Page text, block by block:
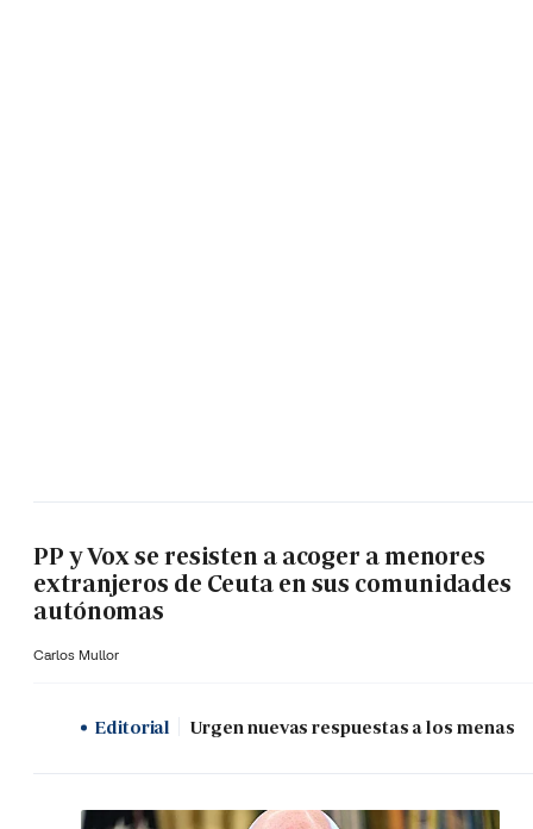
PP y Vox se resisten a acoger a menores
extranjeros de Ceuta en sus comunidades
autónomas
Carlos Mullor
Editorial Urgen nuevas respuestas a los menas